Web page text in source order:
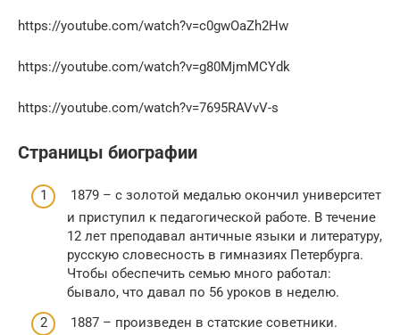
https://youtube.com/watch?v=c0gwOaZh2Hw
https://youtube.com/watch?v=g80MjmMCYdk
https://youtube.com/watch?v=7695RAVvV-s
Страницы биографии
1879 – с золотой медалью окончил университет
и приступил к педагогической работе. В течение
12 лет преподавал античные языки и литературу,
русскую словесность в гимназиях Петербурга.
Чтобы обеспечить семью много работал:
бывало, что давал по 56 уроков в неделю.
1887 – произведен в статские советники.